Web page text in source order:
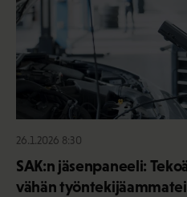
26.1.2026 8:30
SAK:n jäsenpaneeli:
vähän